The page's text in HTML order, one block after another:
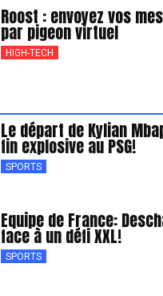
Roost : envoyez vos
par pigeon virtuel
HIGH-TECH
Le départ de Kylian
fin explosive au PSG!
SPORTS
Equipe de France:
face à un défi XXL!
SPORTS